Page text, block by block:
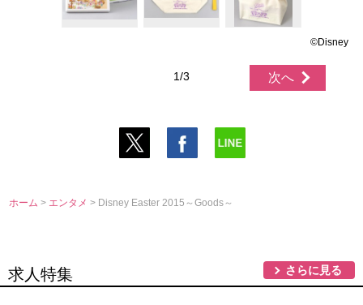
©Disney
次へ
1/3
ホーム > エンタメ> Disney Easter 2015～Goods～
求人特集 さらに見る